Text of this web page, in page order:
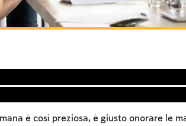
è così preziosa, è giusto onorare le